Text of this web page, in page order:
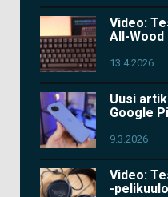
Video:
All-Wood
13.4.2026
Uusi
Google
9.3.2026
Video:
-